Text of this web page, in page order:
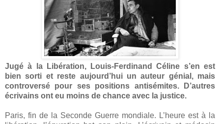
Jugé à la Libération, Louis-Ferdinand Céline s’en est
bien sorti et reste aujourd’hui un auteur génial, mais
controversé pour ses positions antisémites. D’autres
écrivains ont eu moins de chance avec la justice.
Paris, fin de la Seconde Guerre mondiale. L’heure est à la